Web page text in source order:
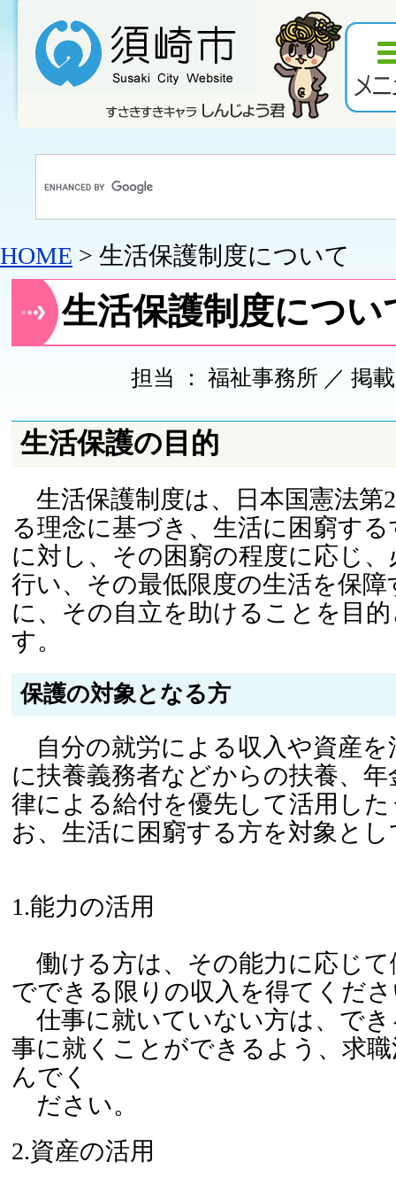
HOME > 生活保護制度について
生活保護制度につい
担当 ： 福祉事務所 ／ 掲
生活保護の目的
生活保護制度は、日本国憲法第
る理念に基づき、生活に困窮す
に対し、その困窮の程度に応じ
行い、その最低限度の生活を保
に、その自立を助けることを目
す。
保護の対象となる方
自分の就労による収入や資産を
に扶養義務者などからの扶養、
律による給付を優先して活用し
お、生活に困窮する方を対象と
1.能力の活用
働ける方は、その能力に応じて
でできる限りの収入を得てくだ
仕事に就いていない方は、でき
事に就くことができるよう、求
んでく
ださい。
2.資産の活用